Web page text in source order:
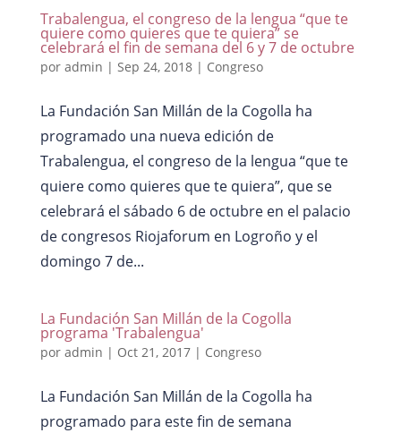
Trabalengua, el congreso de la lengua “que te
quiere como quieres que te quiera” se
celebrará el fin de semana del 6 y 7 de octubre
por admin | Sep 24, 2018| Congreso
La Fundación San Millán de la Cogolla ha
programado una nueva edición de
Trabalengua, el congreso de la lengua “que te
quiere como quieres que te quiera”, que se
celebrará el sábado 6 de octubre en el palacio
de congresos Riojaforum en Logroño y el
domingo 7 de...
La Fundación San Millán de la Cogolla
programa 'Trabalengua'
por admin | Oct 21, 2017| Congreso
La Fundación San Millán de la Cogolla ha
programado para este fin de semana